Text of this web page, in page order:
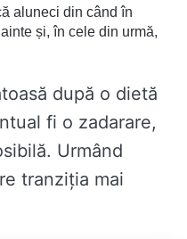
aluneci din când în
și, în cele din urmă,
după o dietă
fi o zadarare,
Urmând
tranziția mai